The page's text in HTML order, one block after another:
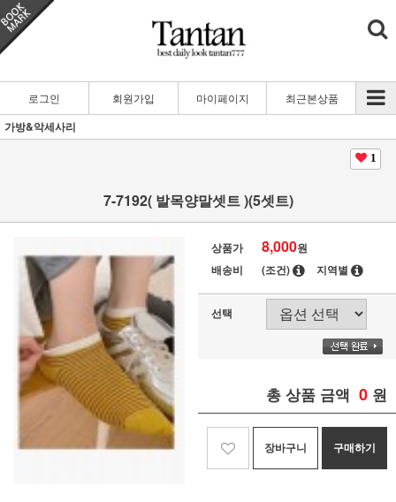
로그인 회원가입 마이페이지 최근본상품
가방&악세사리
1
7-7192( 발목양말셋트 )(5셋트)
상품가 8,000원
배송비
(조건) 지역별
선택
총 상품 금액 0 원
장바구니 구매하기